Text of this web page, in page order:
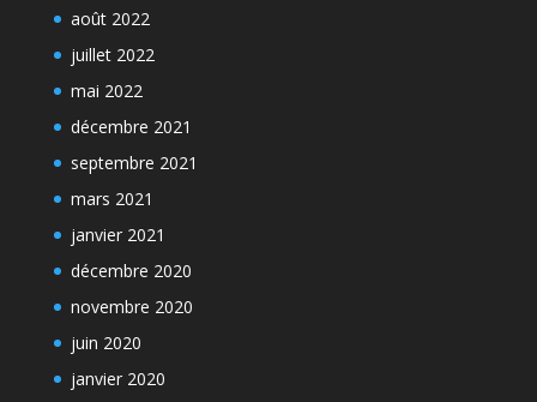
août 2022
juillet 2022
mai 2022
décembre 2021
septembre 2021
mars 2021
janvier 2021
décembre 2020
novembre 2020
juin 2020
janvier 2020